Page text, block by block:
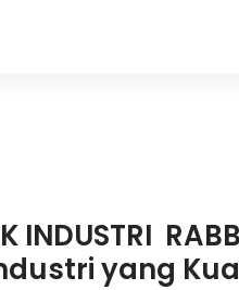
INDUSTRI
yang